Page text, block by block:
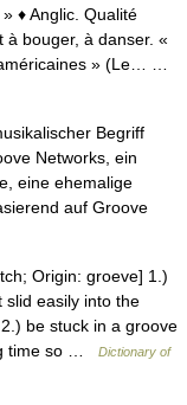
♦ Anglic. Qualité
à bouger, à danser. «
» (Le… …
Begriff
Networks, ein
eine ehemalige
auf Groove
Origin: groeve] 1.)
slid easily into the
be stuck in a groove
time so …
Dictionary of